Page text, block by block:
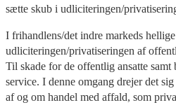
sætte skub i udliciteringen/
I frihandlens/det indre markeds
udliciteringen/privatiseringen af
Til skade for de offentlig ansatte
service. I denne omgang drejer det
af og om handel med affald, som